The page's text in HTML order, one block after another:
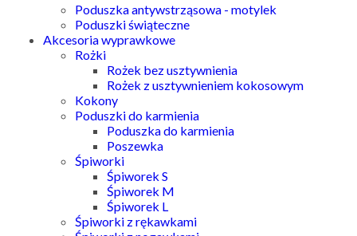
Poduszka antywstrząsowa - motylek
Poduszki świąteczne
Akcesoria wyprawkowe
Rożki
Rożek bez usztywnienia
Rożek z usztywnieniem kokosowym
Kokony
Poduszki do karmienia
Poduszka do karmienia
Poszewka
Śpiworki
Śpiworek S
Śpiworek M
Śpiworek L
Śpiworki z rękawkami